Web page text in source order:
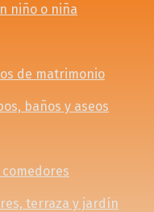
niño o niña
de matrimonio
baños y aseos
terraza y jardín